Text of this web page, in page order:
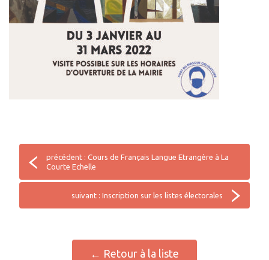
précédent : Cours de Français Langue Etrangère à La
Courte Echelle
suivant : Inscription sur les listes électorales
← Retour à la liste